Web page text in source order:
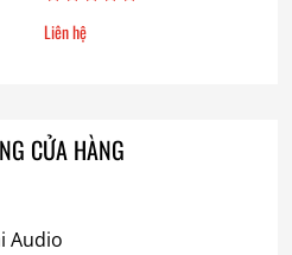
Liên hệ
CỬA HÀNG
Audio